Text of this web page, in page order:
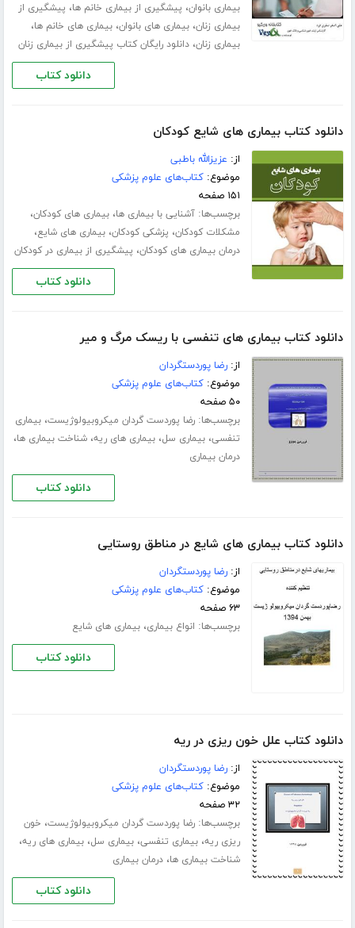
بیماری بانوان، پیشگیری از بیماری خانم ها، پیشگیری از
بیماری زنان،بیماری های بانوان،بیماری های خانم ها،
بیماری زنان،دانلود رایگان کتاب پیشگیری از بیماری زنان
دانلود کتاب
دانلود کتاب بیماری های شایع کودکان
از: عزیزالله باطبی
موضوع:کتاب‌های علوم پزشکی
۱۵۱ صفحه
برچسب‌ها:آشنایی با بیماری ها،بیماری های کودکان،
مشکلات کودکان، پزشکی کودکان،بیماری های شایع،
درمان بیماری های کودکان، پیشگیری از بیماری در کودکان
دانلود کتاب
دانلود کتاب بیماری های تنفسی با ریسک مرگ و میر
از:رضا پوردستگردان
موضوع:کتاب‌های علوم پزشکی
۵۰ صفحه
برچسب‌ها:رضا پوردست گردان میکروبیولوژیست،بیماری
تنفسی،بیماری سل،بیماری های ریه،شناخت بیماری ها،
درمان بیماری
دانلود کتاب
دانلود کتاب بیماری های شایع در مناطق روستایی
از:رضا پوردستگردان
موضوع:کتاب‌های علوم پزشکی
۶۳ صفحه
برچسب‌ها: انواع بیماری،بیماری های شایع
دانلود کتاب
دانلود کتاب علل خون ریزی در ریه
از:رضا پوردستگردان
موضوع:کتاب‌های علوم پزشکی
۳۲ صفحه
برچسب‌ها:رضا پوردست گردان میکروبیولوژیست، خون
ریزی ریه،بیماری تنفسی،بیماری سل،بیماری های ریه،
شناخت بیماری ها،درمان بیماری
دانلود کتاب